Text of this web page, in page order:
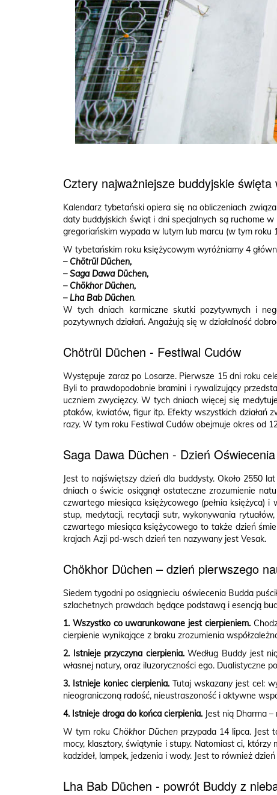
Cztery najważniejsze buddyjskie
Kalendarz tybetański opiera się na obliczeniach
daty buddyjskich świąt i dni specjalnych są ruchome
gregoriańskim wypada w lutym lub marcu (w tym roku
W tybetańskim roku księżycowym wyróżniamy 4
–Chötrül Düchen,
– Saga Dawa Düchen,
– Chökhor Düchen,
– Lha Bab Düchen.
W tych dniach karmiczne skutki pozytywnych i
pozytywnych działań. Angażują się w działalność
Chötrül Düchen - Festiwal Cudów
Występuje zaraz po Losarze. Pierwsze 15 dni roku
Byli to prawdopodobnie bramini i rywalizujący
uczniem zwycięzcy. W tych dniach więcej się
ptaków, kwiatów, figur itp. Efekty wszystkich działań
razy. W tym roku Festiwal Cudów obejmuje okres od
Saga Dawa Düchen - Dzień Oświecenia
Jest to najświętszy dzień dla buddysty. Około 2550
dniach o świcie osiągnął ostateczne zrozumienie
czwartego miesiąca księżycowego (pełnia księżyca)
stup, medytacji, recytacji sutr, wykonywania
czwartego miesiąca księżycowego to także dzień
krajach Azji pd-wsch dzień ten nazywany jest Vesak.
Chökhor Düchen – dzień pierwszego
Siedem tygodni po osiągnieciu oświecenia Budda
szlachetnych prawdach będące podstawą i esencją
1. Wszystko co uwarunkowane jest cierpieniem.
cierpienie wynikające z braku zrozumienia
2. Istnieje przyczyna cierpienia.Według Buddy jest
własnej natury, oraz iluzoryczności ego. Dualistyczne
3. Istnieje koniec cierpienia. Tutaj wskazany jest cel:
nieograniczoną radość, nieustraszoność i aktywne
4. Istnieje droga do końca cierpienia. Jest nią Dharma
W tym roku Chökhor Düchen przypada 14 lipca. Jest
mocy, klasztory, świątynie i stupy. Natomiast ci,
kadzideł, lampek, jedzenia i wody. Jest to również
Lha Bab Düchen - powrót Buddy z